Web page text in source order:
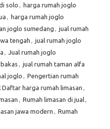
solo , harga rumah joglo
, harga rumah joglo
joglo sumedang , jual rumah
tengah , jual rumah joglo
, Jual rumah joglo
, jual rumah taman alfa
joglo , Pengertian rumah
harga rumah limasan ,
, Rumah limasan di jual,
jawa modern , Rumah